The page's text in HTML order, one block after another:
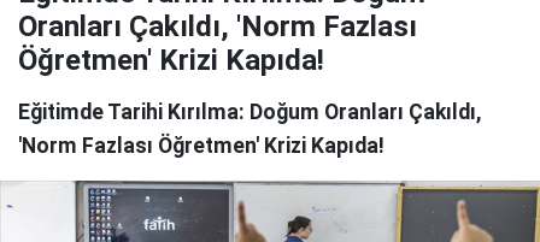
Oranları Çakıldı, 'Norm Fazlası
Öğretmen' Krizi Kapıda!
Eğitimde Tarihi Kırılma: Doğum Oranları Çakıldı,
'Norm Fazlası Öğretmen' Krizi Kapıda!